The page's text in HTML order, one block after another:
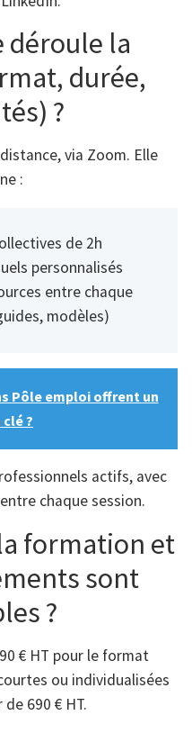
déroule la
durée,
?
via Zoom. Elle
:
de 2h
personnalisés
entre chaque
modèles)
Pôle emploi offrent un
clé ?
actifs, avec
chaque session.
formation et
sont
?
€ HT pour le format
ou individualisées
690 € HT.